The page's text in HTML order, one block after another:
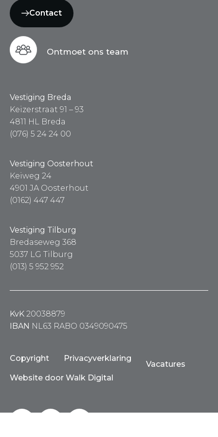
Contact
Ontmoet ons team
Vestiging Breda
Keizerstraat 91 – 93
4811 HL Breda
(076) 5 24 24 00
Vestiging Oosterhout
Keiweg 24
4901 JA Oosterhout
(0162) 447 447
Vestiging Tilburg
Bredaseweg 368
5037 LG Tilburg
(013) 5 952 952
KvK 20038879
IBAN NL63 RABO 0349090475
Copyright Privacyverklaring
Vacatures
Website door Walk Digital